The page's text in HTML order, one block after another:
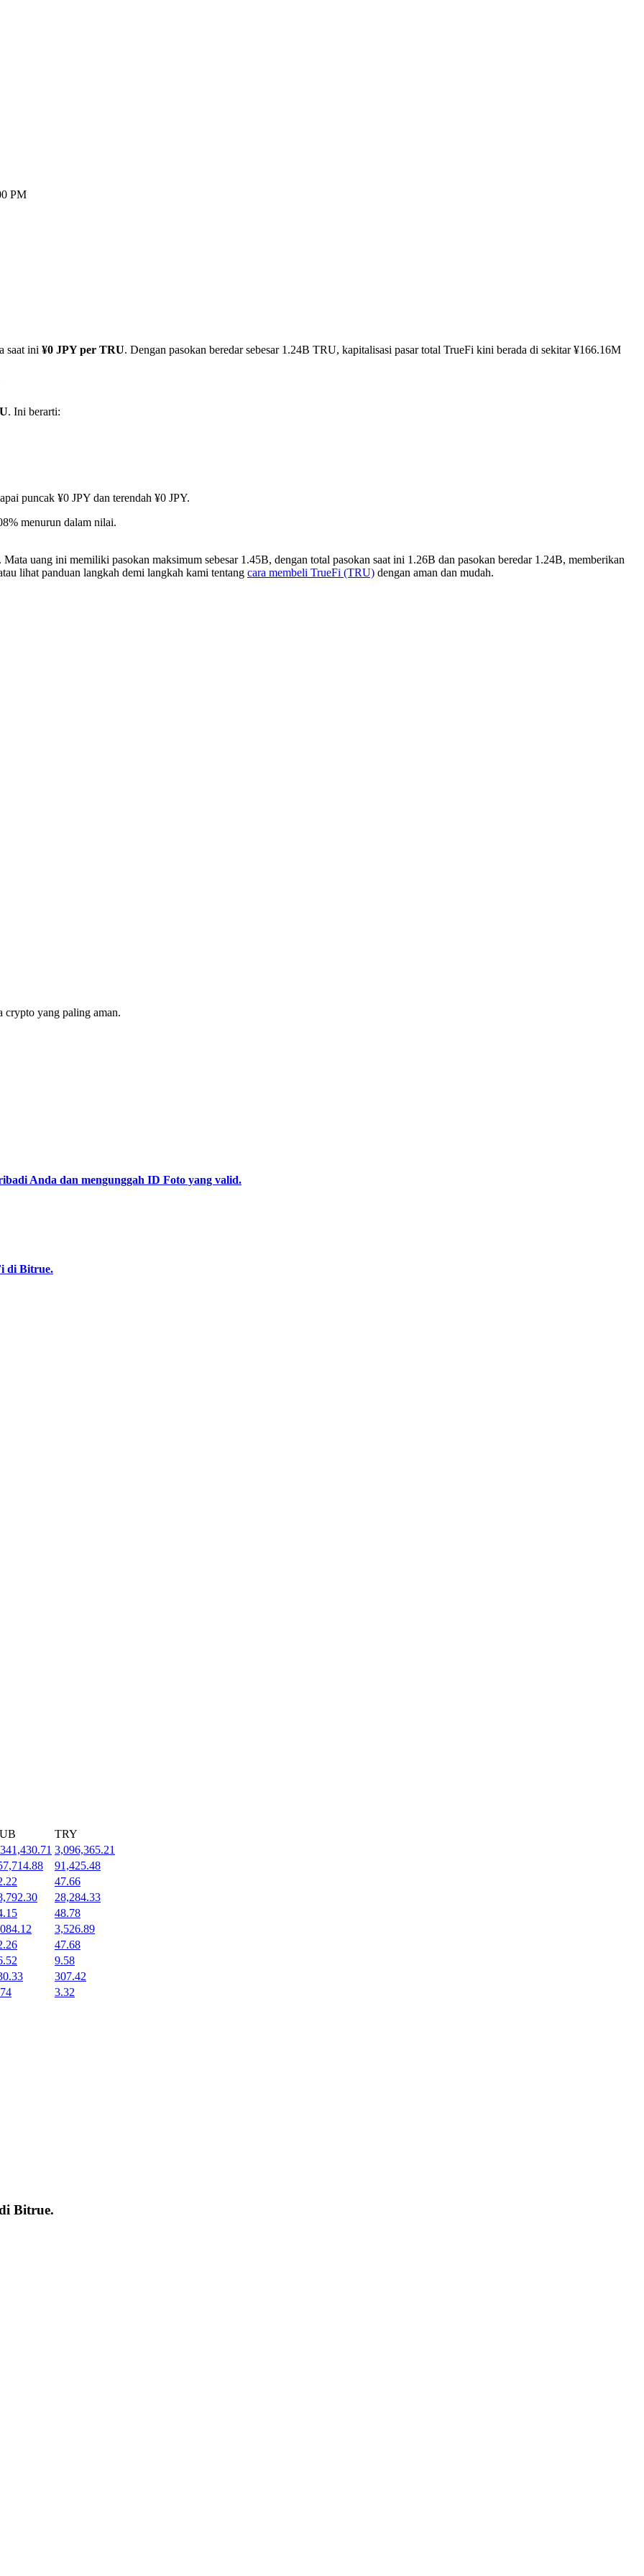
PM
saat ini ¥0 JPY per TRU. Dengan pasokan beredar sebesar 1.24B TRU, kapitalisasi pasar total TrueFi kini berada di sekitar ¥166.16M
. Ini berarti:
puncak ¥0 JPY dan terendah ¥0 JPY.
menurun dalam nilai.
uang ini memiliki pasokan maksimum sebesar 1.45B, dengan total pasokan saat ini 1.26B dan pasokan beredar 1.24B, memberikan
lihat panduan langkah demi langkah kami tentang cara membeli TrueFi (TRU) dengan aman dan mudah.
crypto yang paling aman.
Anda dan mengunggah ID Foto yang valid.
di Bitrue.
TRY
3,096,365.21
91,425.48
47.66
28,284.33
48.78
3,526.89
47.68
9.58
307.42
3.32
Bitrue.